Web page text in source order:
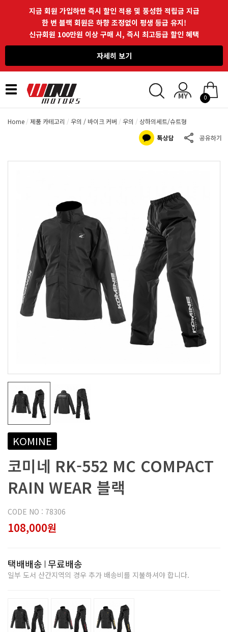
지금 회원 가입하면 즉시 할인 적용 및 풍성한 적립금 지급
한 번 블랙 회원은 하향 조정없이 평생 등급 유지!
신규회원 100만원 이상 구매 시, 즉시 최고등급 할인 혜택
자세히 보기
Toggle
navigation
0
Home 제품 카테고리 우의 / 바이크 커버 우의 상하의세트/슈트형
KOMINE
코미네 RK-552 MC COMPACT
RAIN WEAR 블랙
CODE NO : 78306
108,000원
택배배송 무료배송
일부 도서 산간지역의 경우 추가 배송비를 지불하셔야 합니다.